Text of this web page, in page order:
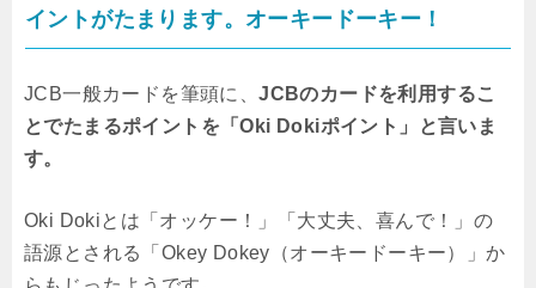
イントがたまります。オーキードーキー！
JCB一般カードを筆頭に、JCBのカードを利用するこ
とでたまるポイントを「Oki Dokiポイント」と言いま
す。
Oki Dokiとは「オッケー！」「大丈夫、喜んで！」の
語源とされる「Okey Dokey（オーキードーキー）」か